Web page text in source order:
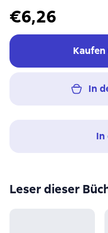
€6,26
In
In
Leser dieser